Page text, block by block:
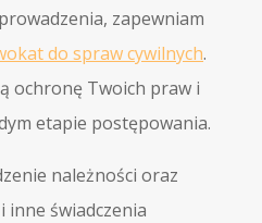
zapewniam
do spraw cywilnych.
ochronę Twoich praw i
etapie postępowania.
należności oraz
inne świadczenia